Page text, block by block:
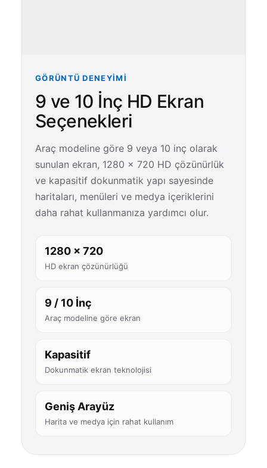
GÖRÜNTÜ DENEYIMI
9 ve 10 İnç HD Ekran
Seçenekleri
Araç modeline göre 9 veya 10 inç olarak
sunulan ekran, 1280 × 720 HD çözünürlük
ve kapasitif dokunmatik yapı sayesinde
haritaları, menüleri ve medya içeriklerini
daha rahat kullanmanıza yardımcı olur.
1280 × 720
HD ekran çözünürlüğü
9 / 10 İnç
Araç modeline göre ekran
Kapasitif
Dokunmatik ekran teknolojisi
Geniş Arayüz
Harita ve medya için rahat kullanım